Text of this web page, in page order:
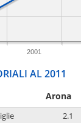
2001
AL 2011
Arona
2.1